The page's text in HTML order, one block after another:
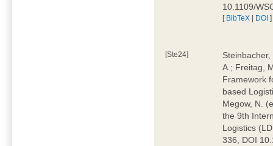
10.1109/
[ BibTeX | DOI ]
[Ste24]
A.; Freitag,
Framework
based
Megow, N.
the 9th
Logistics
336, DOI